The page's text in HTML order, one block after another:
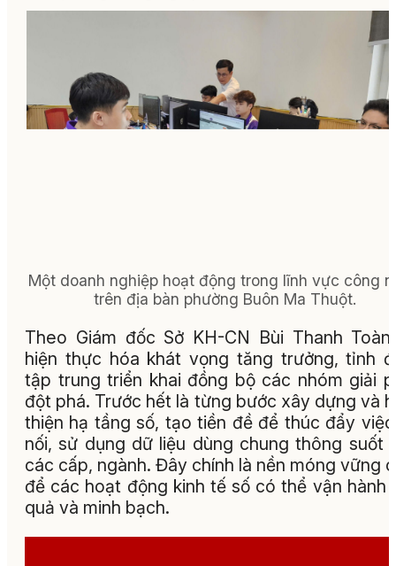
Một doanh nghiệp hoạt động trong lĩnh vực công
trên địa bàn phường Buôn Ma Thuột.
Theo Giám đốc Sở KH-CN Bùi Thanh
hiện thực hóa khát vọng tăng trưởng, tỉnh
tập trung triển khai đồng bộ các nhóm giải
đột phá. Trước hết là từng bước xây dựng và
thiện hạ tầng số, tạo tiền đề để thúc đẩy
nối, sử dụng dữ liệu dùng chung thông suốt
các cấp, ngành. Đây chính là nền móng vững
để các hoạt động kinh tế số có thể vận hành
quả và minh bạch.